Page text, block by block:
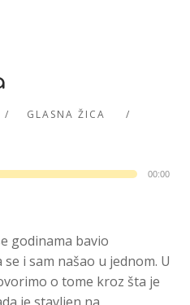
GLASNA ŽICA
00:00
godinama bavio
i sam našao u jednom. U
o tome kroz šta je